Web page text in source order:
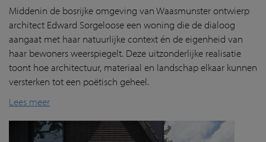
Middenin de bosrijke omgeving van Waasmunster ontwierp
architect Edward Sorgelooseeen woning die de dialoog
aangaat met haar natuurlijke context én de eigenheid van
haar bewoners weerspiegelt. Deze uitzonderlijke realisatie
toont hoe architectuur, materiaal en landschap elkaar kunnen
versterken tot een poëtisch geheel.
Lees meer